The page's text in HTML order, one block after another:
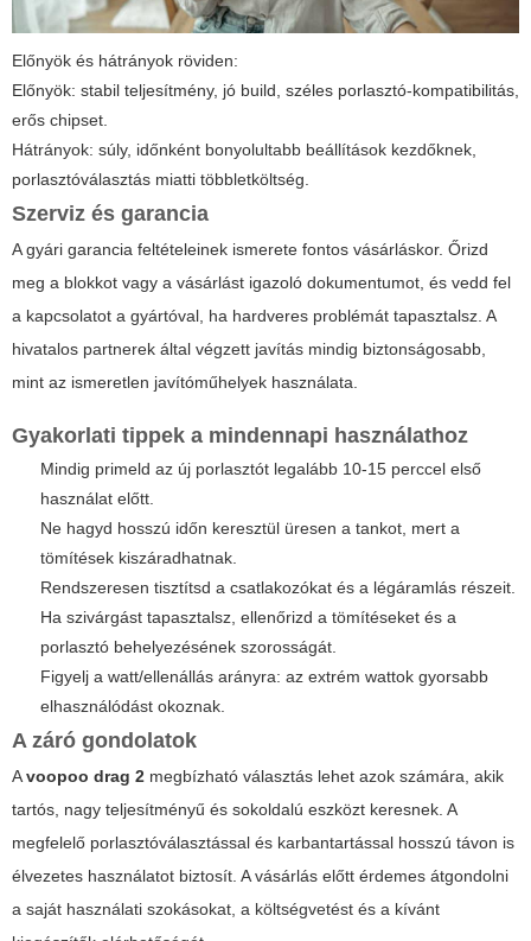
Előnyök és hátrányok röviden:
Előnyök: stabil teljesítmény, jó build, széles porlasztó-kompatibilitás,
erős chipset.
Hátrányok: súly, időnként bonyolultabb beállítások kezdőknek,
porlasztóválasztás miatti többletköltség.
Szerviz és garancia
A gyári garancia feltételeinek ismerete fontos vásárláskor. Őrizd
meg a blokkot vagy a vásárlást igazoló dokumentumot, és vedd fel
a kapcsolatot a gyártóval, ha hardveres problémát tapasztalsz. A
hivatalos partnerek által végzett javítás mindig biztonságosabb,
mint az ismeretlen javítóműhelyek használata.
Gyakorlati tippek a mindennapi használathoz
Mindig primeld az új porlasztót legalább 10-15 perccel első
használat előtt.
Ne hagyd hosszú időn keresztül üresen a tankot, mert a
tömítések kiszáradhatnak.
Rendszeresen tisztítsd a csatlakozókat és a légáramlás részeit.
Ha szivárgást tapasztalsz, ellenőrizd a tömítéseket és a
porlasztó behelyezésének szorosságát.
Figyelj a watt/ellenállás arányra: az extrém wattok gyorsabb
elhasználódást okoznak.
A záró gondolatok
Avoopoo drag 2 megbízható választás lehet azok számára, akik
tartós, nagy teljesítményű és sokoldalú eszközt keresnek. A
megfelelő porlasztóválasztással és karbantartással hosszú távon is
élvezetes használatot biztosít. A vásárlás előtt érdemes átgondolni
a saját használati szokásokat, a költségvetést és a kívánt